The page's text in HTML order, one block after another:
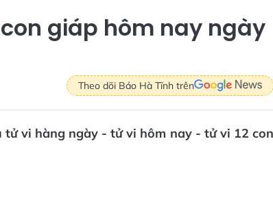
giáp hôm nay ngày
Theo dõi Báo Hà Tĩnh trên
vi hàng ngày - tử vi hôm nay - tử vi 12 con